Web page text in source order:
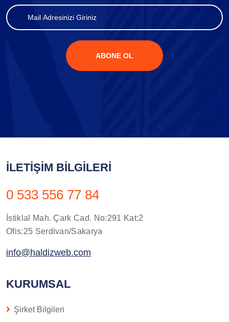
ABONE OL
İLETIŞIM BILGILERI
0 533 556 77 84
İstiklal Mah. Çark Cad. No:291 Kat:2
Ofis:25 Serdivan/Sakarya
info@haldizweb.com
KURUMSAL
Şirket Bilgileri